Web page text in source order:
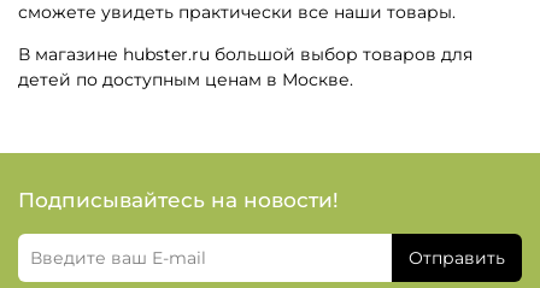
сможете увидеть практически все наши товары.
В магазине hubster.ru большой выбор товаров для
детей по доступным ценам в Москве.
Подписывайтесь на новости!
Отправить